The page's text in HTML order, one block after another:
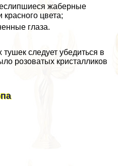
жаберные
красного цвета;
глаза.
следует убедиться в
розоватых кристалликов